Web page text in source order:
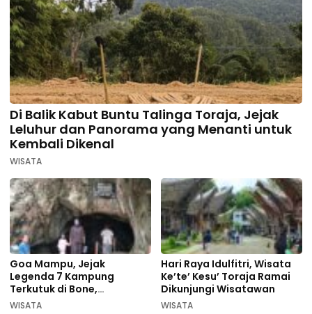
Di Balik Kabut Buntu Talinga Toraja, Jejak
Leluhur dan Panorama yang Menanti untuk
Kembali Dikenal
WISATA
Goa Mampu, Jejak
Legenda 7 Kampung
Terkutuk di Bone,
Rekomendasi Liburan
WISATA
Hari Raya Idulfitri, Wisata
Ke’te’ Kesu’ Toraja Ramai
Dikunjungi Wisatawan
WISATA